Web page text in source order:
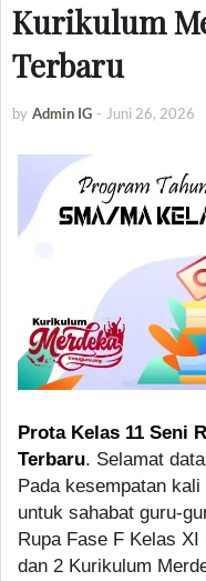
Kurikulum
Terbaru
by Admin IG - Juni 26, 2026
Prota Kelas 11 Seni
Terbaru. Selamat
Pada kesempatan
untuk sahabat guru-
Rupa Fase F Kelas
dan 2 Kurikulum